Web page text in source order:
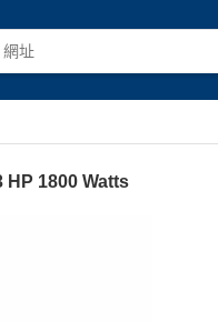
HP 1800 Watts